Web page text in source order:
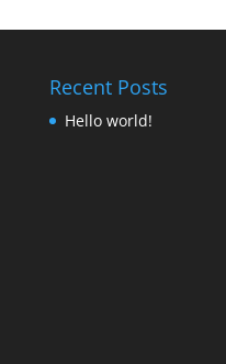
Recent Posts
Hello world!